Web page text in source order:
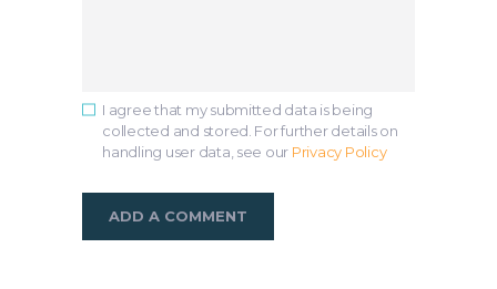
I agree that my submitted data is being
collected and stored. For further details on
handling user data, see our Privacy Policy